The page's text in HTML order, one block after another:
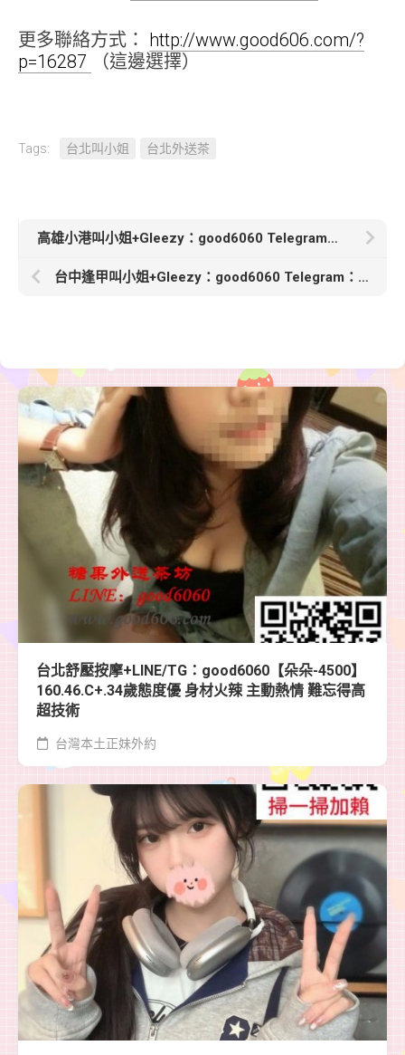
更多聯絡方式： http://www.good606.com/?
p=16287
（這邊選擇）
Tags: 台北叫小姐 台北外送茶
高雄小港叫小姐+Gleezy：good6060 Telegram：good6060【花花】 155/45kg/B/19歲超年輕嫩妹首次兼職
台中逢甲叫小姐+Gleezy：good6060 Telegram：good6060【芷彤】163cm 47kg Dcup 25歲甜美幼師 溫柔氣質
台北舒壓按摩+LINE/TG：good6060【朵朵-4500】
160.46.C+.34歲態度優 身材火辣 主動熱情 難忘得高
超技術
台灣本土正妹外約